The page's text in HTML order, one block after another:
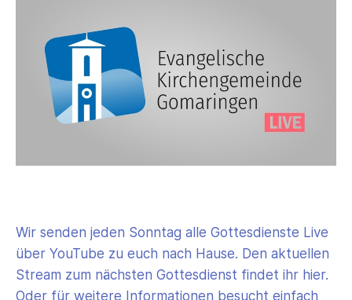
Wir senden jeden Sonntag alle Gottesdienste Live
über YouTube zu euch nach Hause. Den aktuellen
Stream zum nächsten Gottesdienst findet ihr hier.
Oder für weitere Informationen besucht einfach